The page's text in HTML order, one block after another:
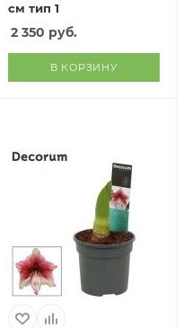
см тип 1
2 350 руб.
В КОРЗИНУ